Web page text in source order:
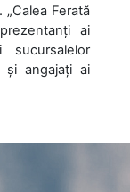
Ferată
ai
sucursalelor
și angajați ai